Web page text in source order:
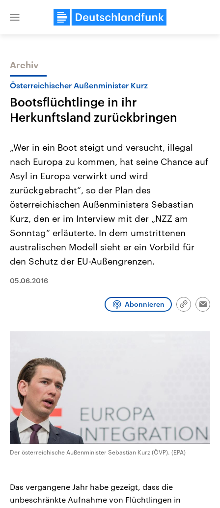
Close
Themen
Landtagswahl Sachsen-Anhalt
2026
Alle Informationen
Sachsen-Anhalt wählt am 6.
September 2026 einen neuen
Landtag. Seit 2021 wird das
Bundesland von einer Koalition aus
Umfragen, Prognosen,
Wahlprogramme, aktuelle Berichte
und Hintergründe zu den Parteien
und Kandidaten der anstehenden
Wahl.
USA
Aktuelle Beiträge,
Hintergründe
Wirtschaftlich und
gehören die Vereinigten
den mächtigsten Ländern
mit großem Einfluss auf
Sendungen Programm Podcasts
Archiv
Österreichischer Außenminister Kurz
Bootsflüchtlinge in ihr
Herkunftsland zurückbringen
„Wer in ein Boot steigt und versucht, illegal
nach Europa zu kommen, hat seine Chance auf
Asyl in Europa verwirkt und wird
zurückgebracht“, so der Plan des
österreichischen Außenministers Sebastian
Kurz, den er im Interview mit der „NZZ am
Sonntag“ erläuterte. In dem umstrittenen
australischen Modell sieht er ein Vorbild für
den Schutz der EU-Außengrenzen.
05.06.2016
Abonnieren
Link
Der österreichische Außenminister Sebastian Kurz (ÖVP). (EPA)
Das vergangene Jahr habe gezeigt, dass die
unbeschränkte Aufnahme von Flüchtlingen in